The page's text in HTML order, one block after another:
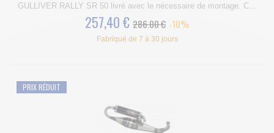
GULLIVER RALLY SR 50 livré avec le nécessaire de montage. C...
257,40 € 286.00 € -10%
Fabriqué de 7 à 30 jours
PRIX RÉDUIT